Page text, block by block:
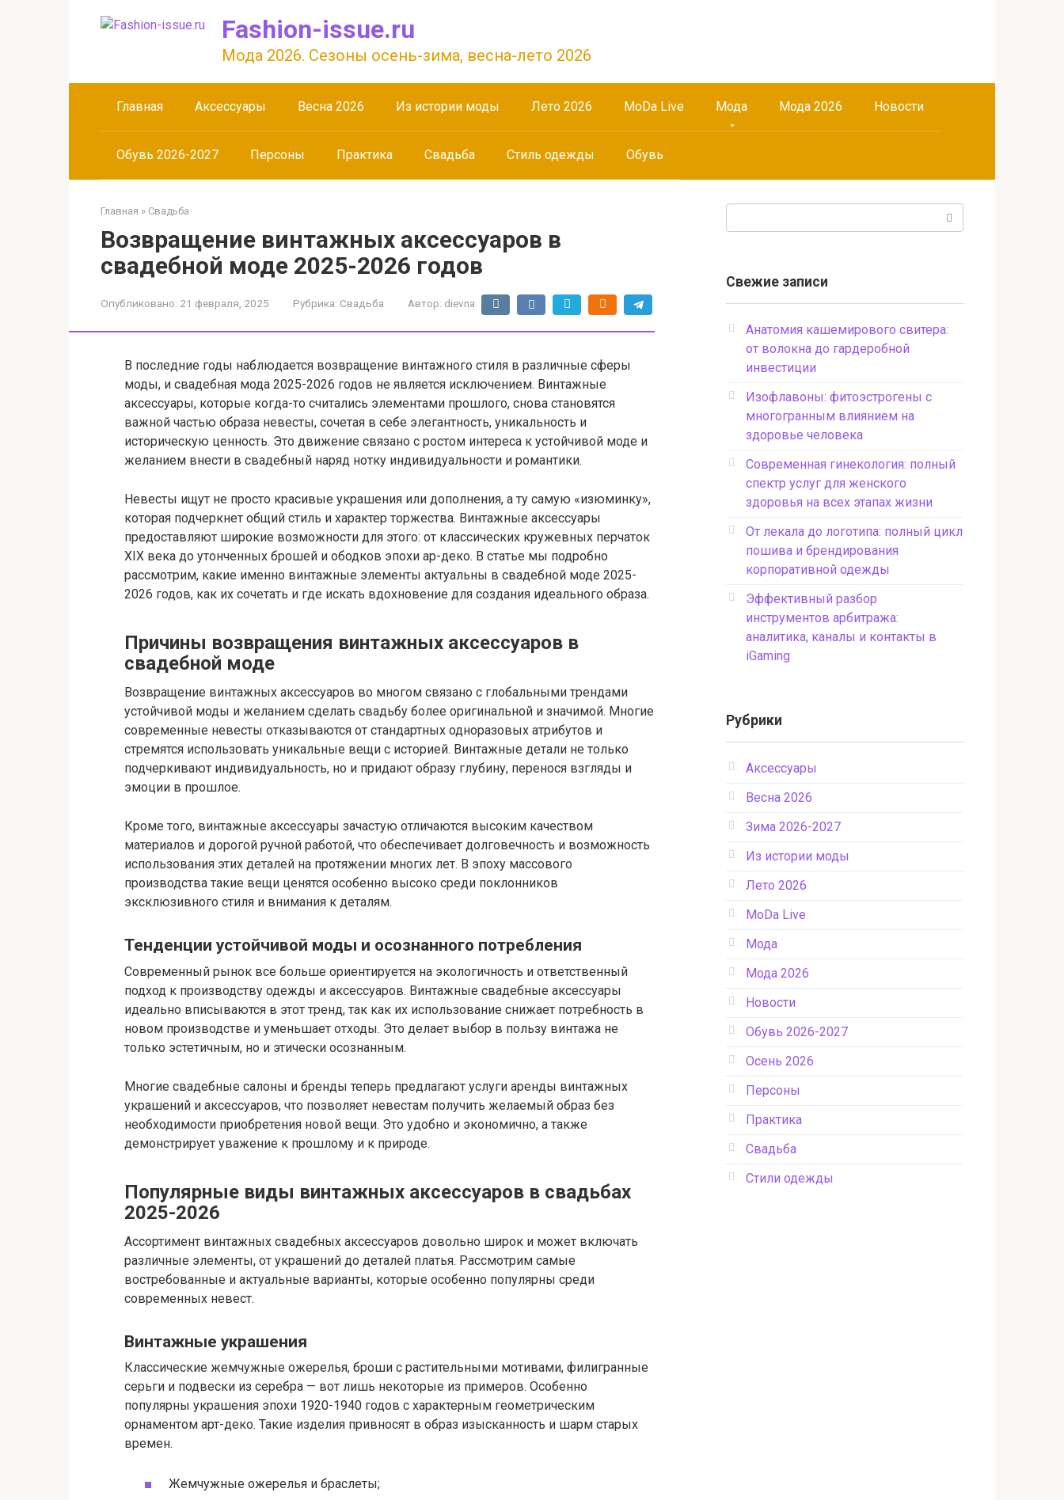
Fashion-issue.ru
Мода 2026. Сезоны осень-зима, весна-лето 2026
Главная Аксессуары Весна 2026 Из истории моды Лето 2026 МоDа Live Мода Мода 2026 Новости
Обувь 2026-2027 Персоны Практика Свадьба Стиль одежды Обувь
Главная » Свадьба
Возвращение винтажных аксессуаров в
свадебной моде 2025-2026 годов
Опубликовано: 21 февраля, 2025 Рубрика: Свадьба Автор: dievna
В последние годы наблюдается возвращение винтажного стиля в различные сферы
моды, и свадебная мода 2025-2026 годов не является исключением. Винтажные
аксессуары, которые когда-то считались элементами прошлого, снова становятся
важной частью образа невесты, сочетая в себе элегантность, уникальность и
историческую ценность. Это движение связано с ростом интереса к устойчивой моде и
желанием внести в свадебный наряд нотку индивидуальности и романтики.
Невесты ищут не просто красивые украшения или дополнения, а ту самую «изюминку»,
которая подчеркнет общий стиль и характер торжества. Винтажные аксессуары
предоставляют широкие возможности для этого: от классических кружевных перчаток
XIX века до утонченных брошей и ободков эпохи ар-деко. В статье мы подробно
рассмотрим, какие именно винтажные элементы актуальны в свадебной моде 2025-
2026 годов, как их сочетать и где искать вдохновение для создания идеального образа.
Причины возвращения винтажных аксессуаров в
свадебной моде
Возвращение винтажных аксессуаров во многом связано с глобальными трендами
устойчивой моды и желанием сделать свадьбу более оригинальной и значимой. Многие
современные невесты отказываются от стандартных одноразовых атрибутов и
стремятся использовать уникальные вещи с историей. Винтажные детали не только
подчеркивают индивидуальность, но и придают образу глубину, перенося взгляды и
эмоции в прошлое.
Кроме того, винтажные аксессуары зачастую отличаются высоким качеством
материалов и дорогой ручной работой, что обеспечивает долговечность и возможность
использования этих деталей на протяжении многих лет. В эпоху массового
производства такие вещи ценятся особенно высоко среди поклонников
эксклюзивного стиля и внимания к деталям.
Тенденции устойчивой моды и осознанного потребления
Современный рынок все больше ориентируется на экологичность и ответственный
подход к производству одежды и аксессуаров. Винтажные свадебные аксессуары
идеально вписываются в этот тренд, так как их использование снижает потребность в
новом производстве и уменьшает отходы. Это делает выбор в пользу винтажа не
только эстетичным, но и этически осознанным.
Многие свадебные салоны и бренды теперь предлагают услуги аренды винтажных
украшений и аксессуаров, что позволяет невестам получить желаемый образ без
необходимости приобретения новой вещи. Это удобно и экономично, а также
демонстрирует уважение к прошлому и к природе.
Популярные виды винтажных аксессуаров в свадьбах
2025-2026
Ассортимент винтажных свадебных аксессуаров довольно широк и может включать
различные элементы, от украшений до деталей платья. Рассмотрим самые
востребованные и актуальные варианты, которые особенно популярны среди
современных невест.
Винтажные украшения
Классические жемчужные ожерелья, броши с растительными мотивами, филигранные
серьги и подвески из серебра — вот лишь некоторые из примеров. Особенно
популярны украшения эпохи 1920-1940 годов с характерным геометрическим
орнаментом арт-деко. Такие изделия привносят в образ изысканность и шарм старых
времен.
Жемчужные ожерелья и браслеты;
Свежие записи
Анатомия кашемирового свитера:
от волокна до гардеробной
инвестиции
Изофлавоны: фитоэстрогены с
многогранным влиянием на
здоровье человека
Современная гинекология: полный
спектр услуг для женского
здоровья на всех этапах жизни
От лекала до логотипа: полный цикл
пошива и брендирования
корпоративной одежды
Эффективный разбор
инструментов арбитража:
аналитика, каналы и контакты в
iGaming
Рубрики
Аксессуары
Весна 2026
Зима 2026-2027
Из истории моды
Лето 2026
МоDа Live
Мода
Мода 2026
Новости
Обувь 2026-2027
Осень 2026
Персоны
Практика
Свадьба
Стили одежды